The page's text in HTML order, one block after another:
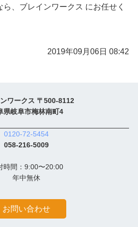
、ブレインワークス にお任せく
2019年09月06日 08:42
ワークス 〒500-8112
県岐阜市梅林南町4
0120-72-5454
058-216-5009
時間：9:00〜20:00
年中無休
お問い合わせ